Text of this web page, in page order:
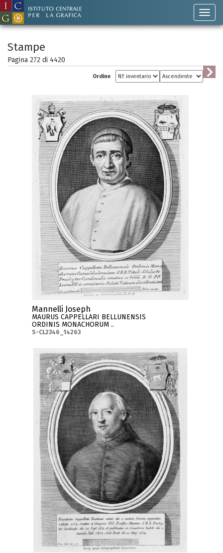
Stampe
Pagina 272 di 4420
Ordine
Mannelli Joseph
MAURUS CAPPELLARI BELLUNENSIS
ORDINIS MONACHORUM ..
S-CL2346_14263